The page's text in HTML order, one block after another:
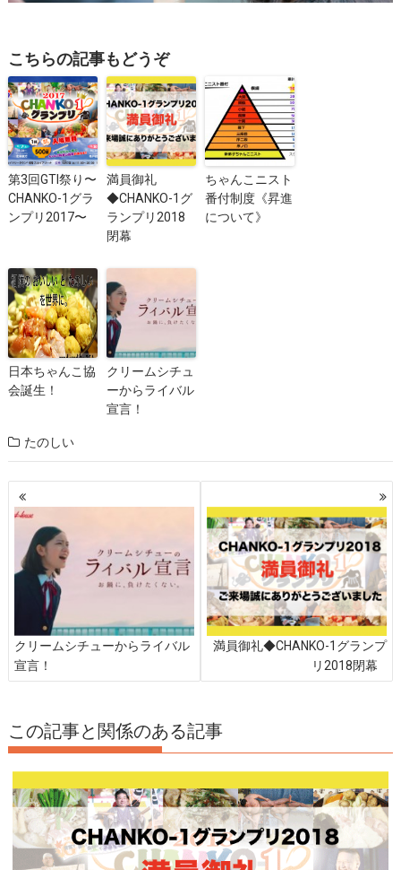
こちらの記事もどうぞ
第3回GTI祭り〜
CHANKO-1グラ
ンプリ2017〜
満員御礼
◆CHANKO-1グ
ランプリ2018
閉幕
ちゃんこニスト
番付制度《昇進
について》
日本ちゃんこ協
会誕生！
クリームシチュ
ーからライバル
宣言！
たのしい
投
稿
ゲ
ー
ン
クリームシチューからライバル
宣言！
満員御礼◆CHANKO-1グランプ
リ2018閉幕
この記事と関係のある記事